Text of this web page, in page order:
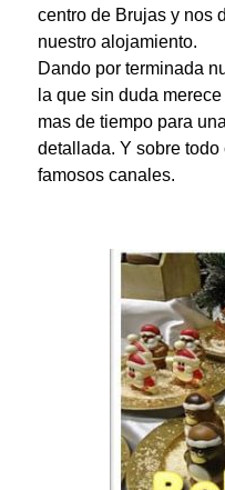
centro de Brujas y nos
nuestro alojamiento.
Dando por terminada
la que sin duda
mas de tiempo para
detallada. Y sobre
famosos canales.